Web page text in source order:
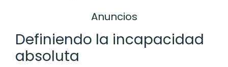
Anuncios
Definiendo la incapacidad
absoluta